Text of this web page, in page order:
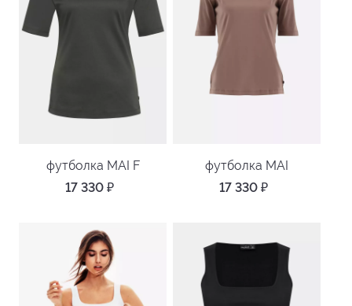
футболка MAI F
17 330 ₽
футболка MAI
17 330 ₽